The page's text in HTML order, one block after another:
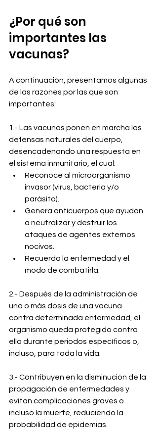
¿Por qué son
importantes las
vacunas?
A continuación, presentamos algunas
de las razones por las que son
importantes:
1.- Las vacunas ponen en marcha las
defensas naturales del cuerpo,
desencadenando una respuesta en
el sistema inmunitario, el cual:
Reconoce al microorganismo
invasor (virus, bacteria y/o
parásito).
Genera anticuerpos que ayudan
a neutralizar y destruir los
ataques de agentes externos
nocivos.
Recuerda la enfermedad y el
modo de combatirla.
2.- Después de la administración de
una o más dosis de una vacuna
contra determinada enfermedad, el
organismo queda protegido contra
ella durante periodos específicos o,
incluso, para toda la vida.
3.- Contribuyen en la disminución de la
propagación de enfermedades y
evitan complicaciones graves o
incluso la muerte, reduciendo la
probabilidad de epidemias.